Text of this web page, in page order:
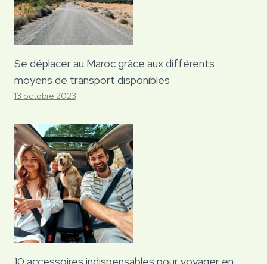
Se déplacer au Maroc grâce aux différents
moyens de transport disponibles
13 octobre 2023
10 accessoires indispensables pour voyager en